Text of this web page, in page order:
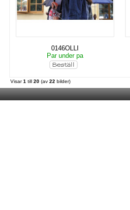
0146OLLI
Par under pa
Visar1 till 20 (av 22 bilder)